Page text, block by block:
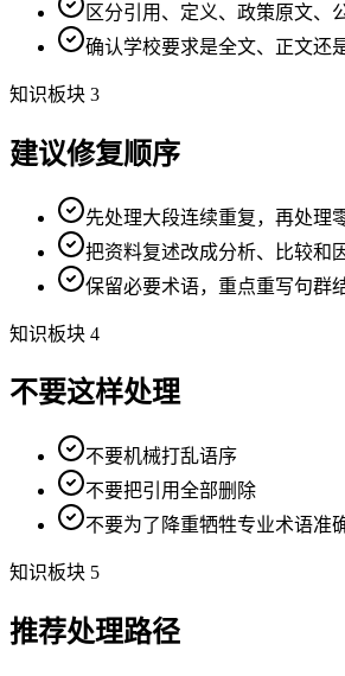
区分引用、定义、政策原文、
确认学校要求是全文、正文还
知识板块 3
建议修复顺序
先处理大段连续重复，再处理
把资料复述改成分析、比较和
保留必要术语，重点重写句群
知识板块 4
不要这样处理
不要机械打乱语序
不要把引用全部删除
不要为了降重牺牲专业术语准
知识板块 5
推荐处理路径